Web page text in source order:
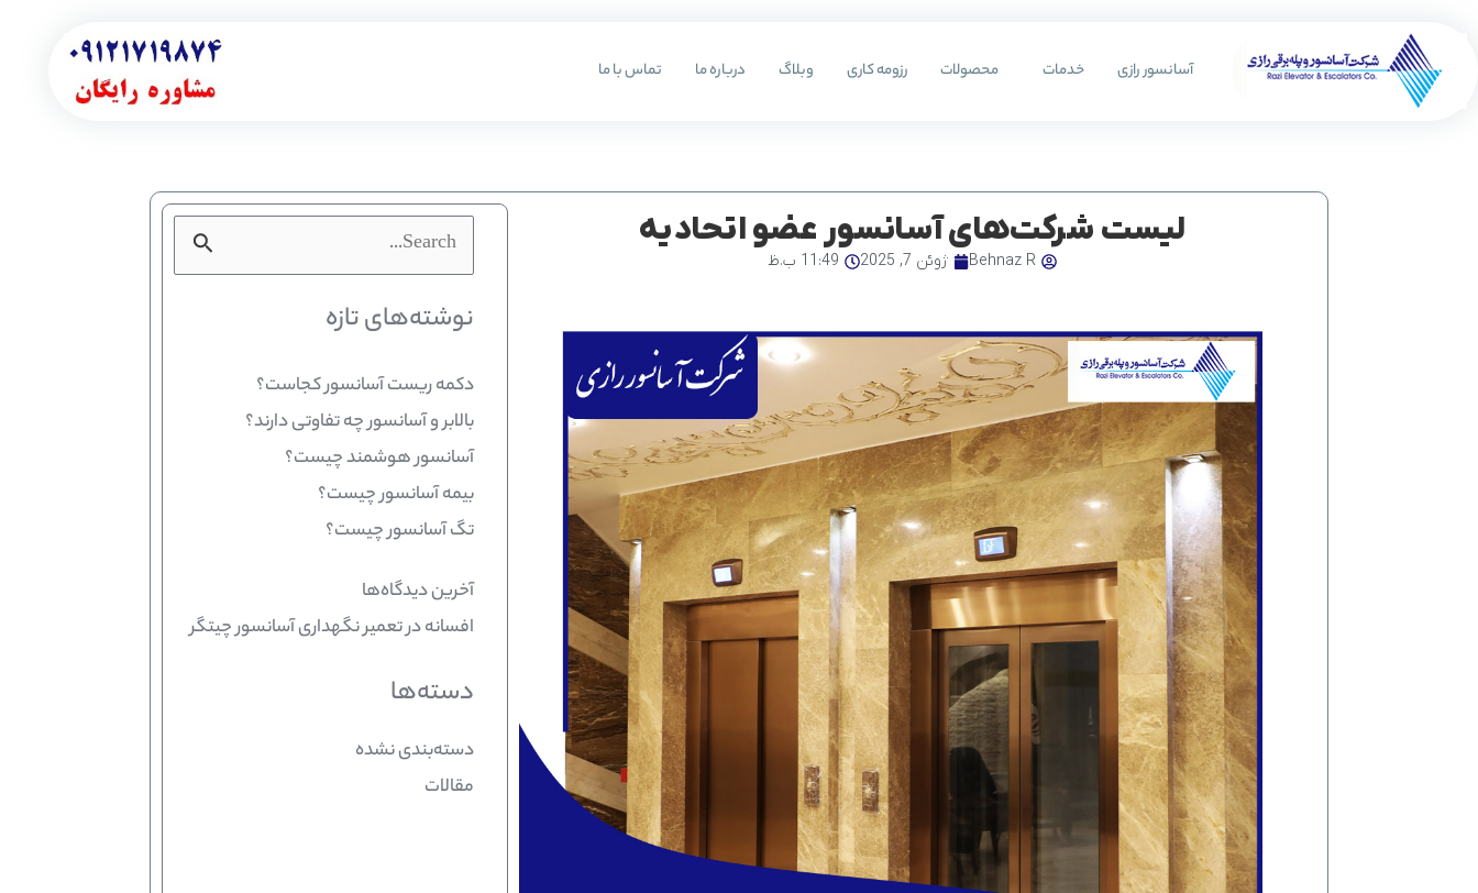
آسانسور رازی خدمات محصولات رزومه کاری وبلاگ درباره ما تماس با ما
لیست شرکت‌های آسانسور عضو اتحادیه
Behnaz R ژوئن 7, 2025 11:49 ب.ظ
جستجو
برای:
نوشته‌های تازه
دکمه ریست آسانسور کجاست؟
بالابر و آسانسور چه تفاوتی دارند؟
آسانسور هوشمند چیست؟
بیمه آسانسور چیست؟
تگ آسانسور چیست؟
آخرین دیدگاه‌ها
افسانهدرتعمیر نگهداری آسانسور چیتگر
دسته‌ها
دسته‌بندی نشده
مقالات